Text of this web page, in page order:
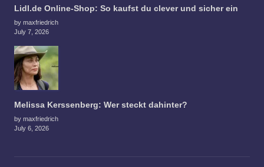
Lidl.de Online-Shop: So kaufst du clever und sicher ein
by maxfriedrich
July 7, 2026
Melissa Kerssenberg: Wer steckt dahinter?
by maxfriedrich
July 6, 2026